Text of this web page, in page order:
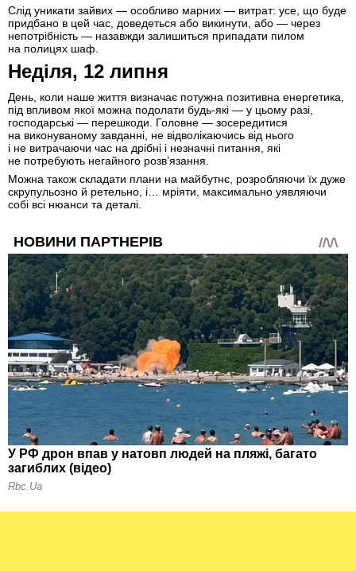
Слід уникати зайвих — особливо марних — витрат: усе, що буде
придбано в цей час, доведеться або викинути, або — через
непотрібність — назавжди залишиться припадати пилом
на полицях шаф.
Неділя, 12 липня
День, коли наше життя визначає потужна позитивна енергетика,
під впливом якої можна подолати будь-які — у цьому разі,
господарські — перешкоди. Головне — зосередитися
на виконуваному завданні, не відволікаючись від нього
і не витрачаючи час на дрібні і незначні питання, які
не потребують негайного розв’язання.
Можна також складати плани на майбутнє, розробляючи їх дуже
скрупульозно й ретельно, і… мріяти, максимально уявляючи
собі всі нюанси та деталі.